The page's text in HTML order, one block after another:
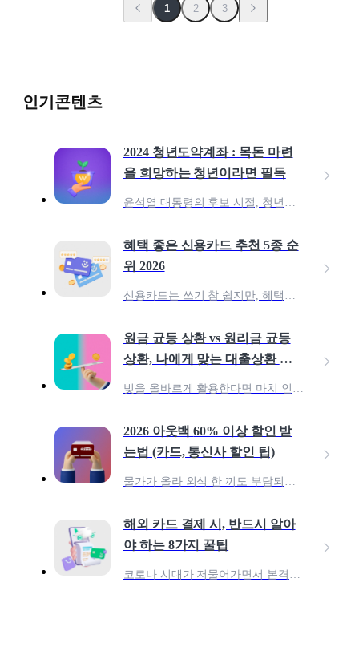
1 2 3
인기콘텐츠
2024 청년도약계좌 : 목돈 마련
을 희망하는 청년이라면 필독
혜택 좋은 신용카드 추천 5종 순
위 2026
원금 균등 상환 vs 원리금 균등
상환, 나에게 맞는 대출상환 전
2026 아웃백 60% 이상 할인 받
는법 (카드, 통신사 할인 팁)
해외 카드 결제 시, 반드시 알아
야 하는 8가지 꿀팁